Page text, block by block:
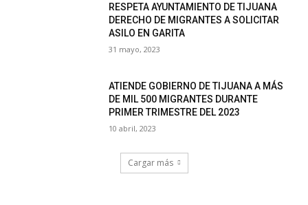
RESPETA AYUNTAMIENTO DE TIJUANA
DERECHO DE MIGRANTES A SOLICITAR
ASILO EN GARITA
31 mayo, 2023
ATIENDE GOBIERNO DE TIJUANA A MÁS
DE MIL 500 MIGRANTES DURANTE
PRIMER TRIMESTRE DEL 2023
10 abril, 2023
Cargar más